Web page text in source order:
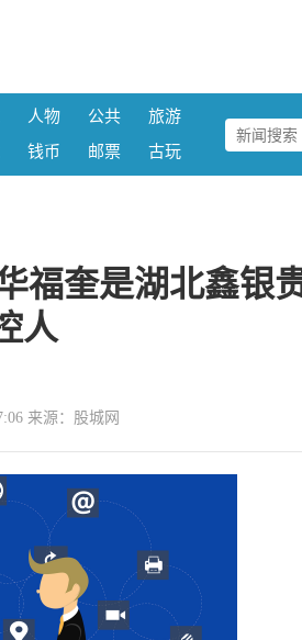
人物 公共
旅游
钱币 邮票 古玩
福奎是湖北鑫银
人
来源：股城网